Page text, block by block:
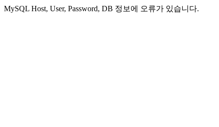
MySQL Host, User, Password, DB 정보에 오류가 있습니다.